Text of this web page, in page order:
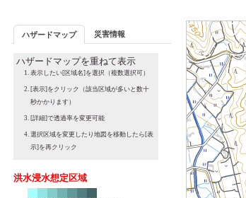
ハザードマップ 災害情報
ハザードマップを重ねて表示
表示したい[区域名]を選択（複数選択可）
[表示]をクリック（該当区域が多いと数十
秒かかります）
[詳細]で透過率を変更可能
選択区域を変更したり地図を移動したら[表
示]を再クリック
洪水浸水想定区域